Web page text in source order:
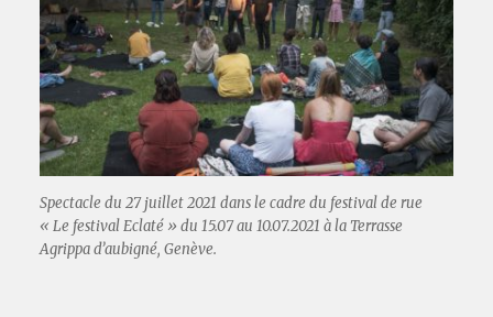
Spectacle du 27 juillet 2021 dans le cadre du festival de rue
« Le festival Eclaté » du 15.07 au 10.07.2021 à la Terrasse
Agrippa d’aubigné, Genève.